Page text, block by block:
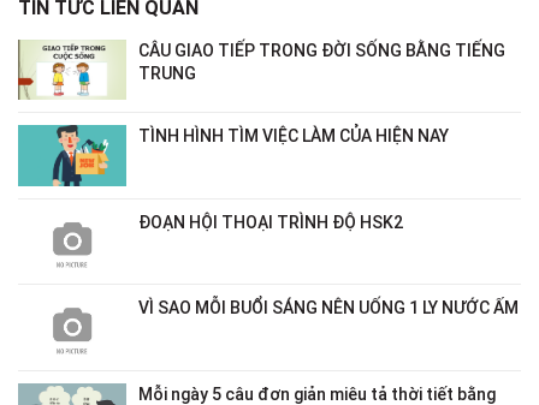
TIN TỨC LIÊN QUAN
CÂU GIAO TIẾP TRONG ĐỜI SỐNG BẰNG TIẾNG
TRUNG
TÌNH HÌNH TÌM VIỆC LÀM CỦA HIỆN NAY
ĐOẠN HỘI THOẠI TRÌNH ĐỘ HSK2
VÌ SAO MỖI BUỔI SÁNG NÊN UỐNG 1 LY NƯỚC ẤM
Mỗi ngày 5 câu đơn giản miêu tả thời tiết bằng